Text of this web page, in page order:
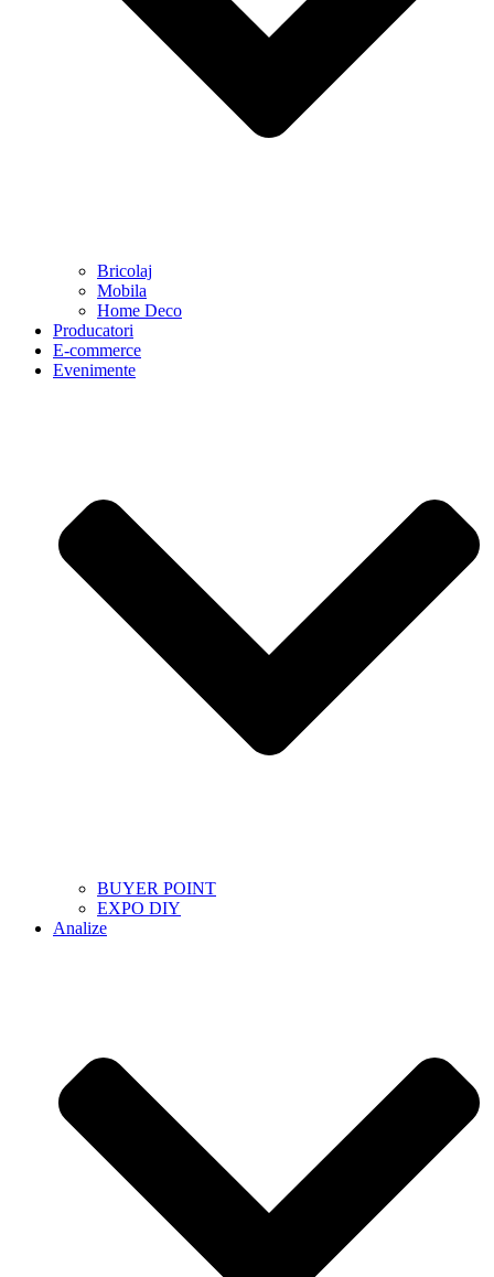
Bricolaj
Mobila
Home Deco
Producatori
E-commerce
Evenimente
BUYER POINT
EXPO DIY
Analize